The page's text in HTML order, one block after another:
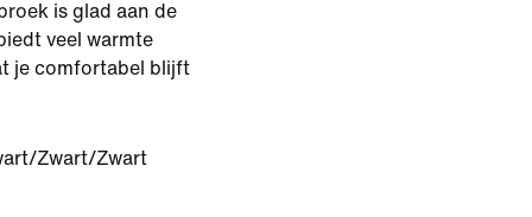
is glad aan de
veel warmte
je comfortabel blijft
Zwart/Zwart